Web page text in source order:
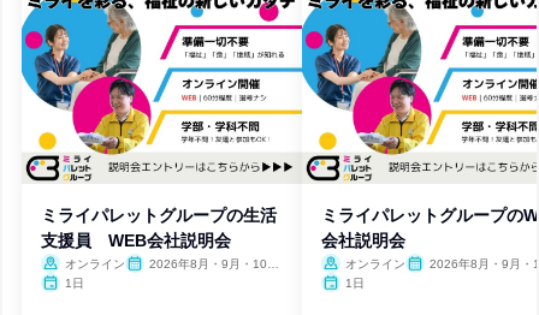
ミライパレットグループの生活
支援員 WEB会社説明会
オンライン
2026年8月・9月・10
1日
ミライパレットグループの
会社説明会
オンライン
2026年8月・9月・
1日